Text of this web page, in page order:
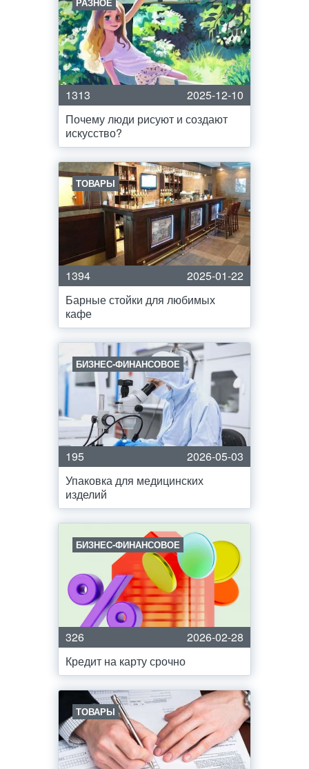
1313
2025-12-10
Почему люди рисуют и создают
искусство?
ТОВАРЫ
1394
2025-01-22
Барные стойки для любимых
кафе
БИЗНЕС-ФИНАНСОВОЕ
195
2026-05-03
Упаковка для медицинских
изделий
БИЗНЕС-ФИНАНСОВОЕ
326
2026-02-28
Кредит на карту срочно
ТОВАРЫ